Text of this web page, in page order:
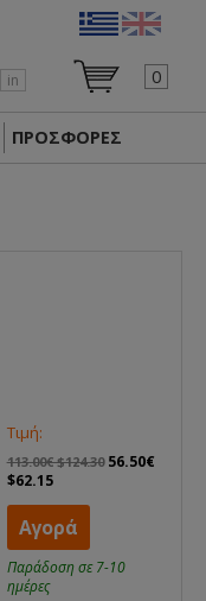
in 0
ΠΡΟΣΦΟΡΕΣ
Τιμή:
113.00€ $124.30 56.50€
$62.15
Αγορά
Παράδοση σε 7-10
ημέρες